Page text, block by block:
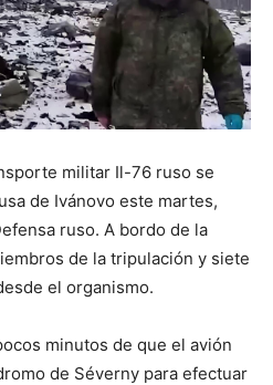
militar Il-76 ruso se
de Ivánovo este martes,
ruso. A bordo de la
de la tripulación y siete
el organismo.
minutos de que el avión
de Séverny para efectuar